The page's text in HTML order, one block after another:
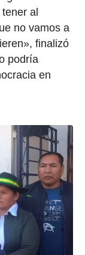
al
no vamos a
finalizó
podría
en